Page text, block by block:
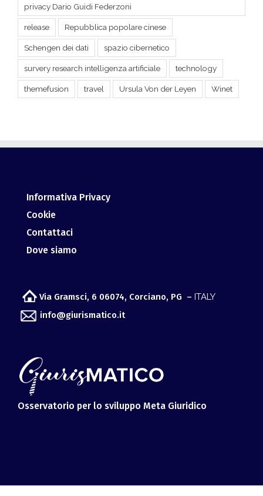
Schengen dei dati spazio cibernetico
survery research intelligenza artificiale
themefusion travel Ursula Von der Leyen
Contattaci
Dove siamo
Osservatorio per lo sviluppo Meta Giuridico
DisclaimerGiurismatico| Powered byMicra Software & Services